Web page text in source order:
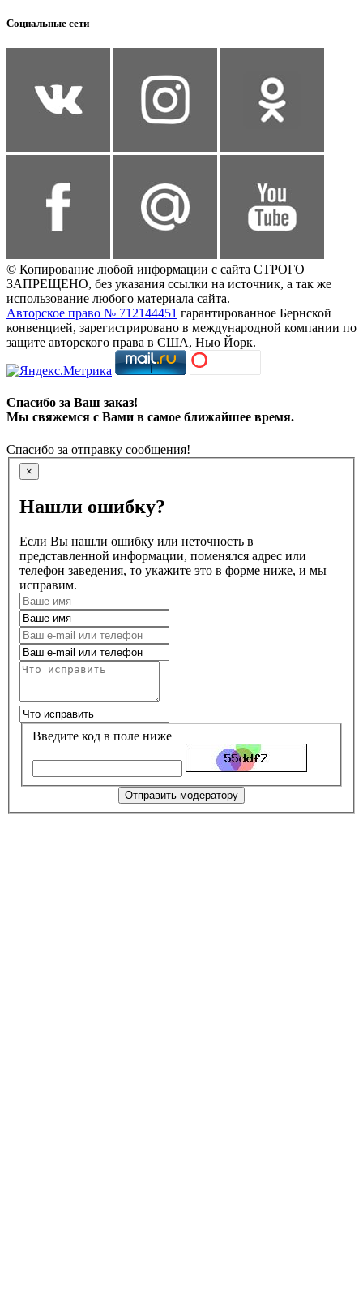
Социальные сети
© Копирование любой информации с сайта СТРОГО
ЗАПРЕЩЕНО, без указания ссылки на источник, а так же
использование любого материала сайта.
Авторское право № 712144451 гарантированное Бернской
конвенцией, зарегистрировано в международной компании по
защите авторского права в США, Нью Йорк.
Спасибо за Ваш заказ!
Мы свяжемся с Вами в самое ближайшее время.
Спасибо за отправку сообщения!
×
Нашли ошибку?
Если Вы нашли ошибку или неточность в
представленной информации, поменялся адрес или
телефон заведения, то укажите это в форме ниже, и мы
исправим.
Введите код в поле ниже
Отправить модератору